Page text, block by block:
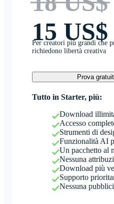
15 US$
Per creatori più grandi che
richiedono libertà creativa
Prova
Tutto in Starter, più:
Download
Accesso
Strumenti di
Funzionalità AI
Un pacchetto al
Nessuna
Download più
Supporto
Nessuna